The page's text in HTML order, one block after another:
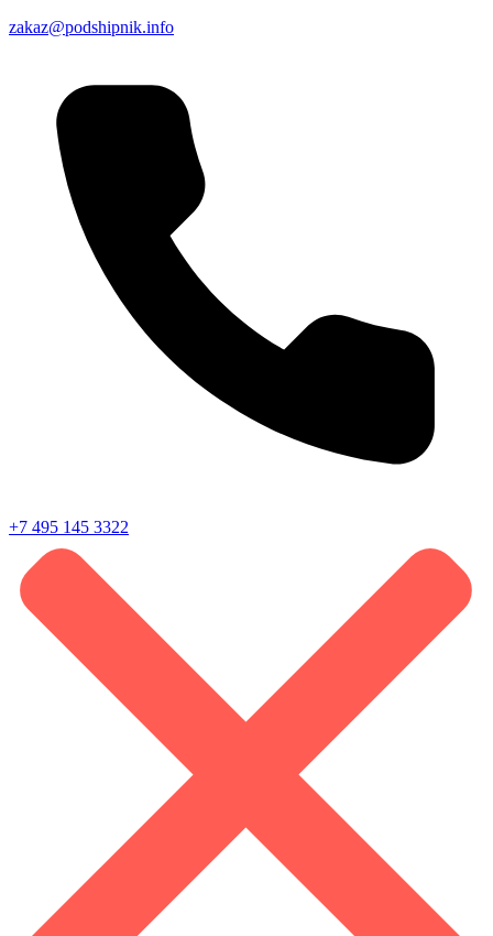
zakaz@podshipnik.info
+7 495 145 3322